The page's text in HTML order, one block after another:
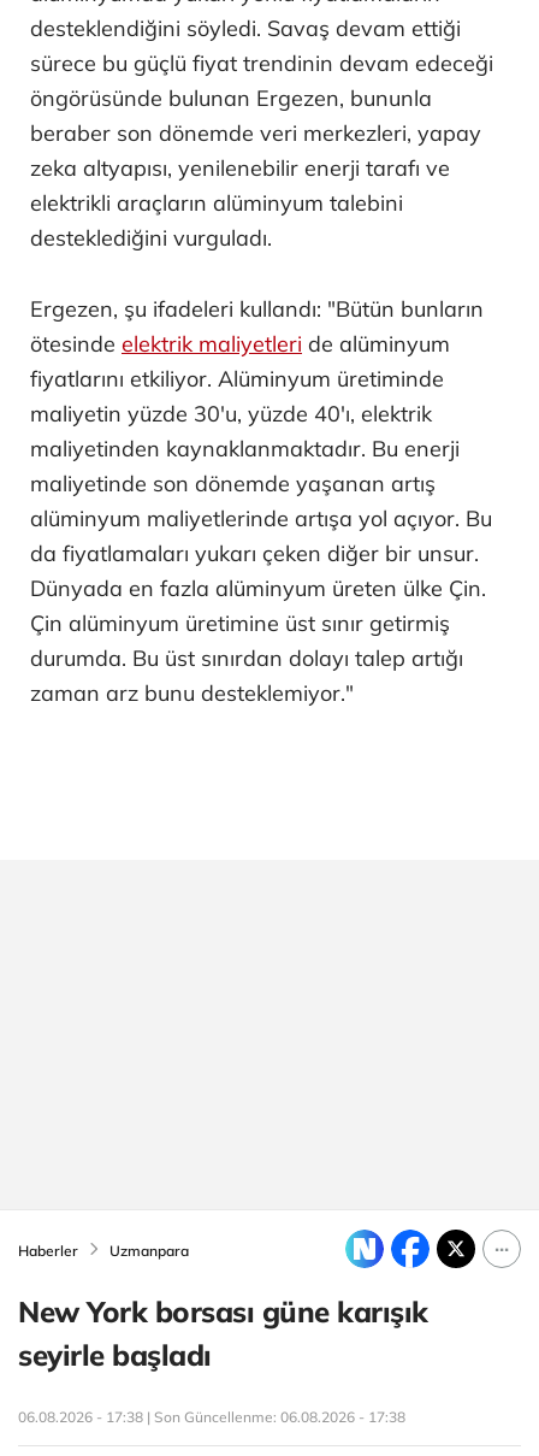
desteklendiğini söyledi. Savaş devam ettiği
sürece bu güçlü fiyat trendinin devam edeceği
öngörüsünde bulunan Ergezen, bununla
beraber son dönemde veri merkezleri, yapay
zeka altyapısı, yenilenebilir enerji tarafı ve
elektrikli araçların alüminyum talebini
desteklediğini vurguladı.
Ergezen, şu ifadeleri kullandı: "Bütün bunların
ötesinde elektrik maliyetleri de alüminyum
fiyatlarını etkiliyor. Alüminyum üretiminde
maliyetin yüzde 30'u, yüzde 40'ı, elektrik
maliyetinden kaynaklanmaktadır. Bu enerji
maliyetinde son dönemde yaşanan artış
alüminyum maliyetlerinde artışa yol açıyor. Bu
da fiyatlamaları yukarı çeken diğer bir unsur.
Dünyada en fazla alüminyum üreten ülke Çin.
Çin alüminyum üretimine üst sınır getirmiş
durumda. Bu üst sınırdan dolayı talep artığı
zaman arz bunu desteklemiyor."
Haberler Uzmanpara
New York borsası güne karışık
seyirle başladı
06.08.2026 - 17:38 | Son Güncellenme: 06.08.2026 - 17:38